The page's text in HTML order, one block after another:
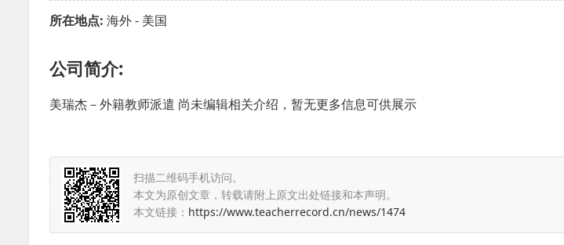
所在地点: 海外 - 美国
公司简介:
美瑞杰－外籍教师派遣 尚未编辑相关介绍，暂无更多信息可供展示
扫描二维码手机访问。
本文为原创文章，转载请附上原文出处链接和本声明。
本文链接： https://www.teacherrecord.cn/news/1474